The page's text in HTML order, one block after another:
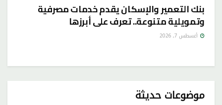
بنك التعمير والإسكان يقدم خدمات مصرفية
وتمويلية متنوعة.. تعرف على أبرزها
أغسطس 7, 2026
موضوعات حديثة